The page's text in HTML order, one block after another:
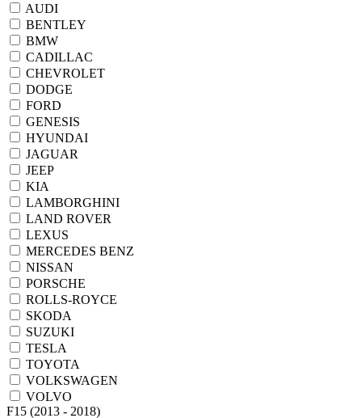
AUDI
BENTLEY
BMW
CADILLAC
CHEVROLET
DODGE
FORD
GENESIS
HYUNDAI
JAGUAR
JEEP
KIA
LAMBORGHINI
LAND ROVER
LEXUS
MERCEDES BENZ
NISSAN
PORSCHE
ROLLS-ROYCE
SKODA
SUZUKI
TESLA
TOYOTA
VOLKSWAGEN
VOLVO